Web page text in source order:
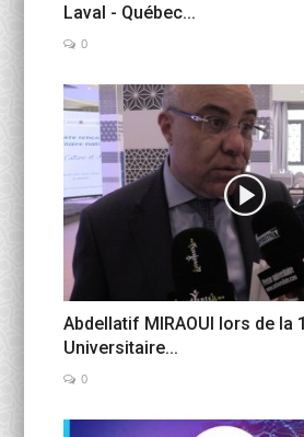
Laval - Québec...
0
Abdellatif MIRAOUI lors de la
Universitaire...
0